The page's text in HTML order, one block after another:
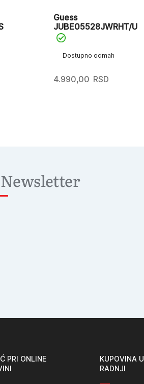
Dostupno odmah
Guess
JUBE05528JWRHT/U
4.990,00 RSD
Newsletter
PRI ONLINE
KUPOVINA U
RADNJI